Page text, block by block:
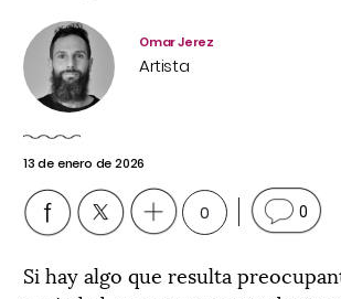
Omar Jerez
Artista
13 de enero de 2026
0 0
Si hay algo que resulta